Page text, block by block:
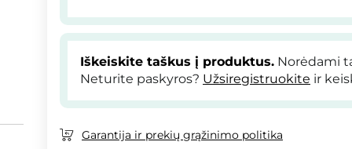
Iškeiskite taškus į produktus. Norėdami
Neturite paskyros? Užsiregistruokite ir
Garantija ir prekių grąžinimo politika